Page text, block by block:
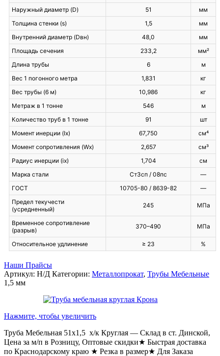
Наружный диаметр (D) 51
мм
Толщина стенки (s)
1,5
мм
Внутренний диаметр (Dвн)
48,0
мм
Площадь сечения
233,2
мм²
Длина трубы
6
м
Вес 1 погонного метра
1,831
кг
Вес трубы (6 м)
10,986
кг
Метраж в 1 тонне
546
м
Количество труб в 1 тонне
91
шт
Момент инерции (Ix)
67,750
см⁴
Момент сопротивления (Wx)
2,657
см³
Радиус инерции (ix)
1,704
см
Марка стали
Ст3сп / 08пс
—
ГОСТ
10705-80 / 8639-82
—
Предел текучести
(усредненный)
245 МПа
Временное сопротивление
(разрыв)
370–490 МПа
Относительное удлинение ≥ 23 %
Наши Прайсы
Артикул: Н/Д Категории: Металлопрокат, Трубы Мебельные
1,5 мм
Нажмите, чтобы увеличить
Труба Мебельная 51х1,5 х/к Круглая — Склад в ст. Динской,
Цена за м/п в Розницу, Оптовые скидки★ Быстрая доставка
по Краснодарскому краю ★ Резка в размер★ Для Заказа